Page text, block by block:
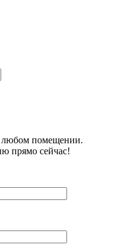
любом помещении.
прямо сейчас!